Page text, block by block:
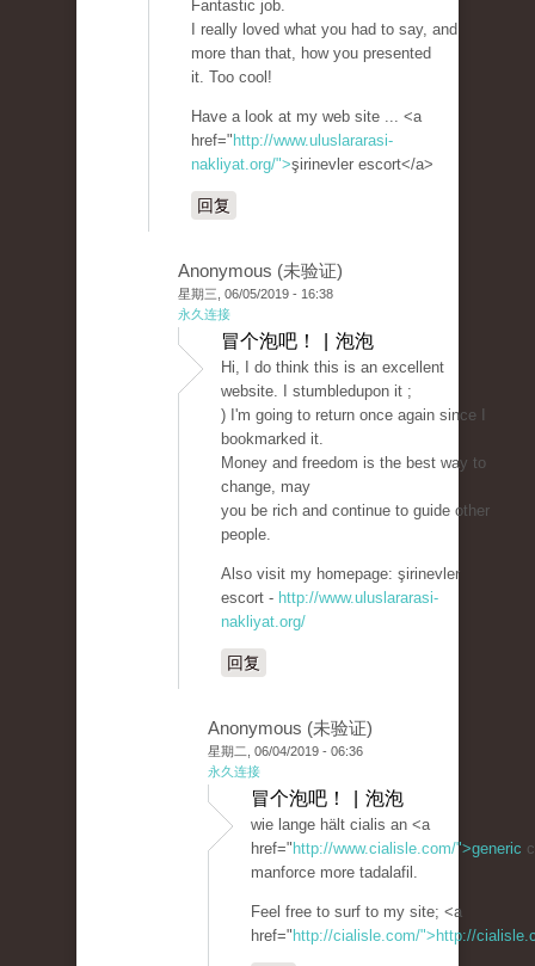
Fantastic job.
I really loved what you had to say, and
more than that, how you presented
it. Too cool!
Have a look at my web site ... <a
href=" http://www.uluslararasi-
nakliyat.org/">şirinevler escort</a>
回复
Anonymous (未验证)
星期三, 06/05/2019 - 16:38
永久连接
冒个泡吧！ | 泡泡
Hi, I do think this is an excellent
website. I stumbledupon it ;
) I'm going to return once again since I
bookmarked it.
Money and freedom is the best way to
change, may
you be rich and continue to guide other
people.
Also visit my homepage: şirinevler
escort - http://www.uluslararasi-
nakliyat.org/
回复
Anonymous (未验证)
星期二, 06/04/2019 - 06:36
永久连接
冒个泡吧！ | 泡泡
wie lange hält cialis an <a
href=" http://www.cialisle.com/">generic
manforce more tadalafil.
Feel free to surf to my site; <a
href=" http://cialisle.com/">http://